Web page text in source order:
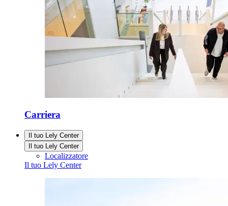
Carriera
Il tuo Lely Center
Il tuo Lely Center
Localizzatore
Il tuo Lely Center